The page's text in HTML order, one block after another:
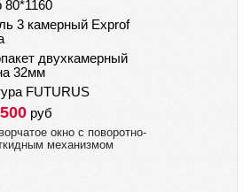
80*1160
3 камерный Exprof
двухкамерный
32мм
FUTURUS
руб
окно с поворотно-
механизмом